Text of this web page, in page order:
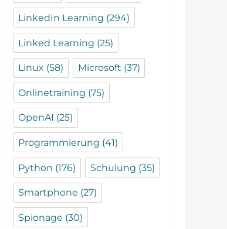
LinkedIn Learning (294)
Linked Learning (25)
Linux (58) Microsoft (37)
Onlinetraining (75)
OpenAI (25)
Programmierung (41)
Python (176) Schulung (35)
Smartphone (27)
Spionage (30)